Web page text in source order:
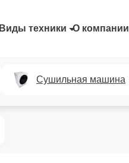
Виды техники О компании
Сушильная машина